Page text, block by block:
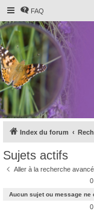
FAQ
Index du forum
Sujets actifs
Aller à la recherche
Aucun sujet ou message ne